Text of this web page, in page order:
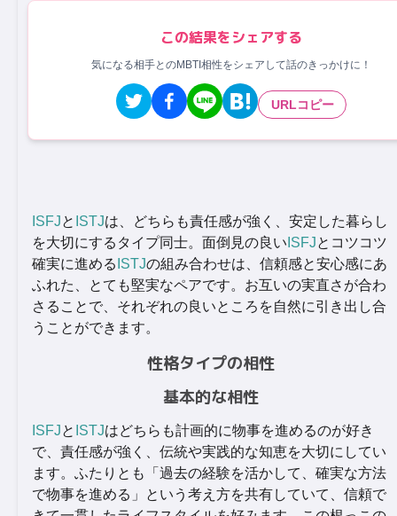
この結果をシェアする
気になる相手とのMBTI相性をシェアして話のきっかけに！
URLコピー
ISFJと ISTJは、どちらも責任感が強く、安定した暮らし
を大切にするタイプ同士。面倒見の良い ISFJとコツコツ
確実に進める ISTJの組み合わせは、信頼感と安心感にあ
ふれた、とても堅実なペアです。お互いの実直さが合わ
さることで、それぞれの良いところを自然に引き出し合
うことができます。
性格タイプの相性
基本的な相性
ISFJと ISTJはどちらも計画的に物事を進めるのが好き
で、責任感が強く、伝統や実践的な知恵を大切にしてい
ます。ふたりとも「過去の経験を活かして、確実な方法
で物事を進める」という考え方を共有していて、信頼で